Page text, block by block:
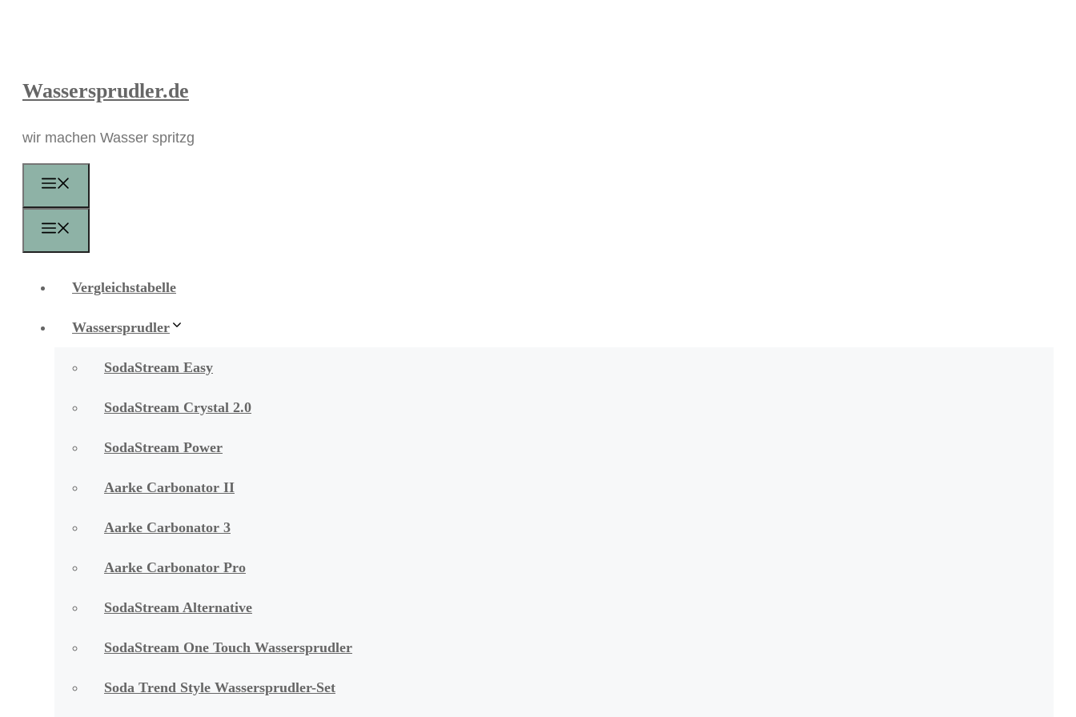
Wassersprudler.de
wir machen Wasser spritzg
Vergleichstabelle
Wassersprudler
SodaStream Easy
SodaStream Crystal 2.0
SodaStream Power
Aarke Carbonator II
Aarke Carbonator 3
Aarke Carbonator Pro
SodaStream Alternative
SodaStream One Touch Wassersprudler
Soda Trend Style Wassersprudler-Set